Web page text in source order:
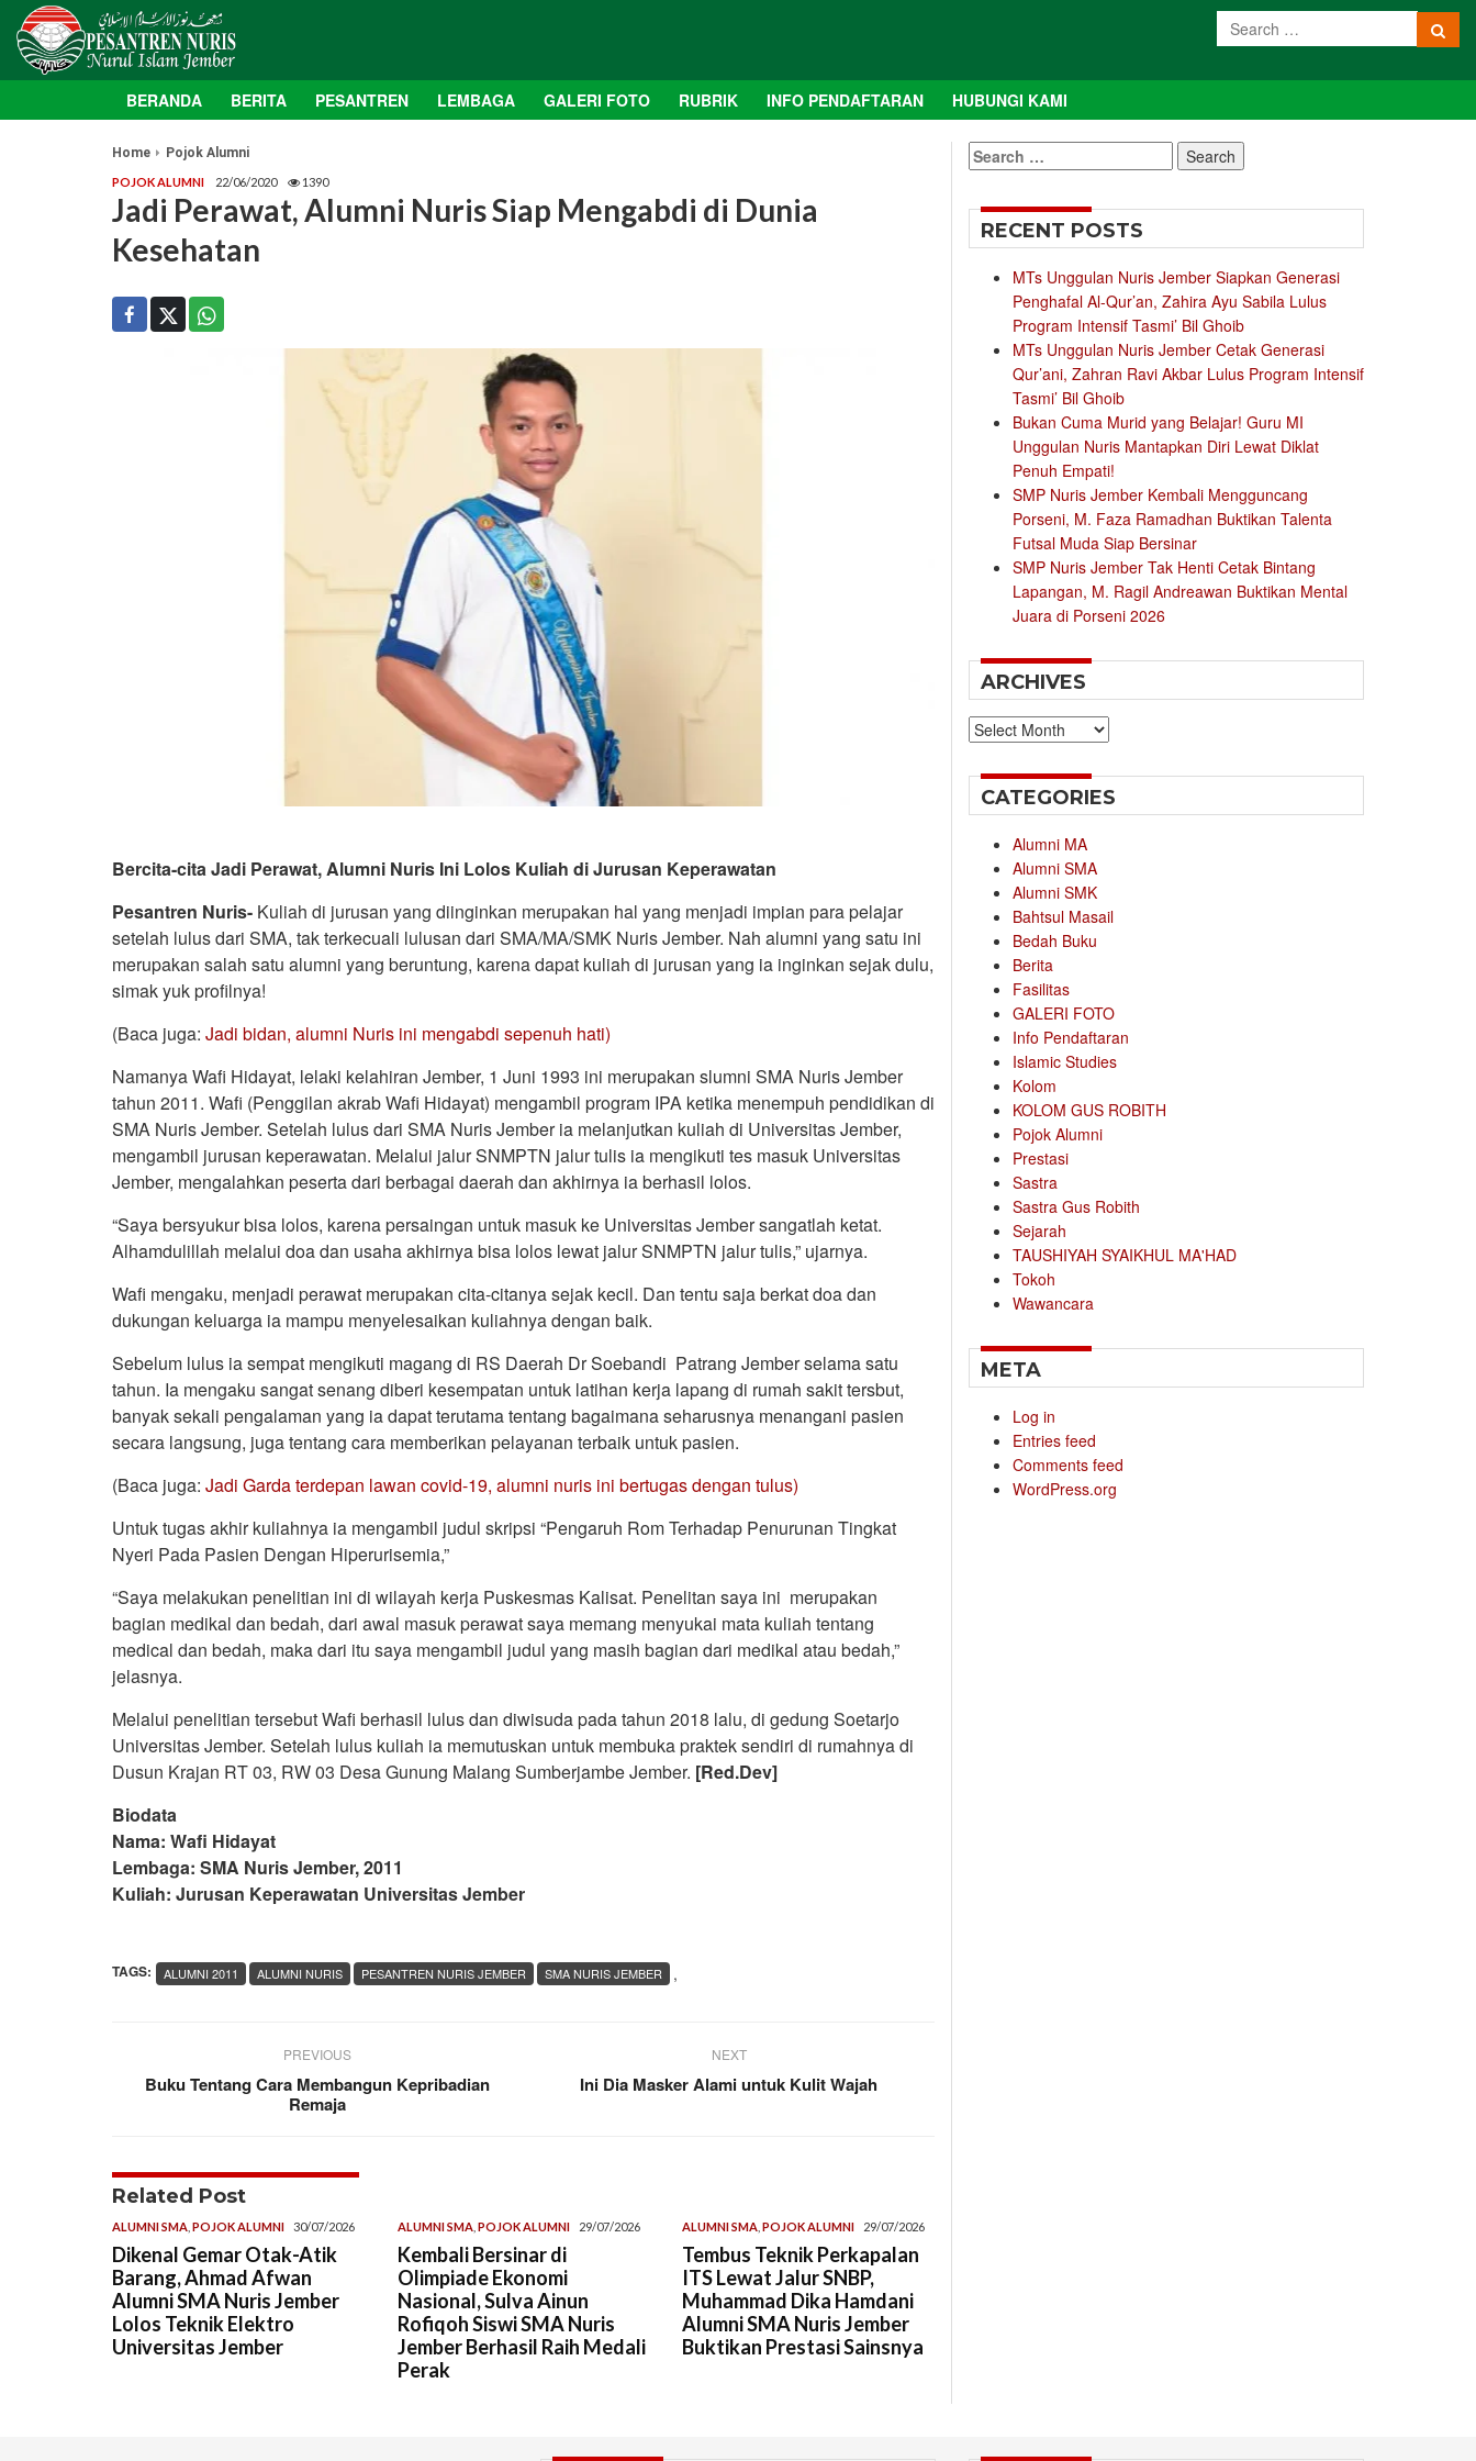
BERANDA BERITA PESANTREN LEMBAGA GALERI FOTO RUBRIK INFO PENDAFTARAN HUBUNGI KAMI
Home Pojok Alumni
POJOK ALUMNI 22/06/2020 1390
Jadi Perawat, Alumni Nuris Siap Mengabdi di Dunia
Kesehatan
Bercita-cita Jadi Perawat, Alumni Nuris Ini Lolos Kuliah di Jurusan Keperawatan
Pesantren Nuris- Kuliah di jurusan yang diinginkan merupakan hal yang menjadi impian para pelajar
setelah lulus dari SMA, tak terkecuali lulusan dari SMA/MA/SMK Nuris Jember. Nah alumni yang satu ini
merupakan salah satu alumni yang beruntung, karena dapat kuliah di jurusan yang ia inginkan sejak dulu,
simak yuk profilnya!
(Baca juga: Jadi bidan, alumni Nuris ini mengabdi sepenuh hati)
Namanya Wafi Hidayat, lelaki kelahiran Jember, 1 Juni 1993 ini merupakan slumni SMA Nuris Jember
tahun 2011. Wafi (Penggilan akrab Wafi Hidayat) mengambil program IPA ketika menempuh pendidikan di
SMA Nuris Jember. Setelah lulus dari SMA Nuris Jember ia melanjutkan kuliah di Universitas Jember,
mengambil jurusan keperawatan. Melalui jalur SNMPTN jalur tulis ia mengikuti tes masuk Universitas
Jember, mengalahkan peserta dari berbagai daerah dan akhirnya ia berhasil lolos.
“Saya bersyukur bisa lolos, karena persaingan untuk masuk ke Universitas Jember sangatlah ketat.
Alhamdulillah melalui doa dan usaha akhirnya bisa lolos lewat jalur SNMPTN jalur tulis,” ujarnya.
Wafi mengaku, menjadi perawat merupakan cita-citanya sejak kecil. Dan tentu saja berkat doa dan
dukungan keluarga ia mampu menyelesaikan kuliahnya dengan baik.
Sebelum lulus ia sempat mengikuti magang di RS Daerah Dr Soebandi Patrang Jember selama satu
tahun. Ia mengaku sangat senang diberi kesempatan untuk latihan kerja lapang di rumah sakit tersbut,
banyak sekali pengalaman yang ia dapat terutama tentang bagaimana seharusnya menangani pasien
secara langsung, juga tentang cara memberikan pelayanan terbaik untuk pasien.
(Baca juga: Jadi Garda terdepan lawan covid-19, alumni nuris ini bertugas dengan tulus)
Untuk tugas akhir kuliahnya ia mengambil judul skripsi “Pengaruh Rom Terhadap Penurunan Tingkat
Nyeri Pada Pasien Dengan Hiperurisemia,”
“Saya melakukan penelitian ini di wilayah kerja Puskesmas Kalisat. Penelitan saya ini merupakan
bagian medikal dan bedah, dari awal masuk perawat saya memang menyukai mata kuliah tentang
medical dan bedah, maka dari itu saya mengambil judul yang masih bagian dari medikal atau bedah,”
jelasnya.
Melalui penelitian tersebut Wafi berhasil lulus dan diwisuda pada tahun 2018 lalu, di gedung Soetarjo
Universitas Jember. Setelah lulus kuliah ia memutuskan untuk membuka praktek sendiri di rumahnya di
Dusun Krajan RT 03, RW 03 Desa Gunung Malang Sumberjambe Jember. [Red.Dev]
Biodata
Nama: Wafi Hidayat
Lembaga: SMA Nuris Jember, 2011
Kuliah: Jurusan Keperawatan Universitas Jember
TAGS: ,
ALUMNI 2011 ALUMNI NURIS PESANTREN NURIS JEMBER SMA NURIS JEMBER
PREVIOUS
Buku Tentang Cara Membangun Kepribadian
Remaja
NEXT
Ini Dia Masker Alami untuk Kulit Wajah
Related Post
ALUMNI SMA POJOK ALUMNI 30/07/2026
Dikenal Gemar Otak-Atik
Barang, Ahmad Afwan
Alumni SMA Nuris Jember
Lolos Teknik Elektro
Universitas Jember
ALUMNI SMA, POJOK ALUMNI 29/07/2026
Kembali Bersinar di
Olimpiade Ekonomi
Nasional, Sulva Ainun
Rofiqoh Siswi SMA Nuris
Jember Berhasil Raih Medali
Perak
ALUMNI SMA ,POJOK ALUMNI 29/07/2026
Tembus Teknik Perkapalan
ITS Lewat Jalur SNBP,
Muhammad Dika Hamdani
Alumni SMA Nuris Jember
Buktikan Prestasi Sainsnya
Search
for:
RECENT POSTS
MTs Unggulan Nuris Jember Siapkan Generasi
Penghafal Al-Qur’an, Zahira Ayu Sabila Lulus
Program Intensif Tasmi’ Bil Ghoib
MTs Unggulan Nuris Jember Cetak Generasi
Qur’ani, Zahran Ravi Akbar Lulus Program Intensif
Tasmi’ Bil Ghoib
Bukan Cuma Murid yang Belajar! Guru MI
Unggulan Nuris Mantapkan Diri Lewat Diklat
Penuh Empati!
SMP Nuris Jember Kembali Mengguncang
Porseni, M. Faza Ramadhan Buktikan Talenta
Futsal Muda Siap Bersinar
SMP Nuris Jember Tak Henti Cetak Bintang
Lapangan, M. Ragil Andreawan Buktikan Mental
Juara di Porseni 2026
ARCHIVES
Archives
CATEGORIES
Alumni MA
Alumni SMA
Alumni SMK
Bahtsul Masail
Bedah Buku
Berita
Fasilitas
GALERI FOTO
Info Pendaftaran
Islamic Studies
Kolom
KOLOM GUS ROBITH
Pojok Alumni
Prestasi
Sastra
Sastra Gus Robith
Sejarah
TAUSHIYAH SYAIKHUL MA'HAD
Tokoh
Wawancara
META
Log in
Entries feed
Comments feed
WordPress.org